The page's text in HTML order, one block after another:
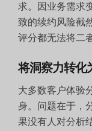
求。因业务需求
致的续约风险截
评分都无法将二
将洞察力转化
大多数客户体验
身。问题在于，
果没有人对分析